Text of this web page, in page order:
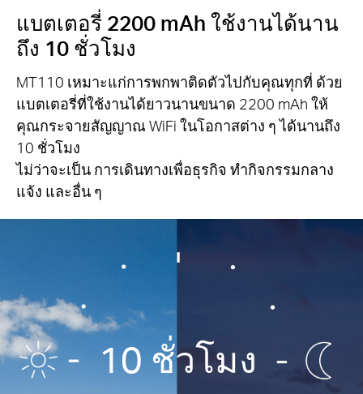
แบตเตอรี่ 2200 mAh ใช้งานได้นาน
ถึง 10 ชั่วโมง
MT110 เหมาะแก่การพกพาติดตัวไปกับคุณทุกที่ ด้วย
แบตเตอรี่ที่ใช้งานได้ยาวนานขนาด 2200 mAh ให้
คุณกระจายสัญญาณ WiFi ในโอกาสต่าง ๆ ได้นานถึง
10 ชั่วโมง
ไม่ว่าจะเป็น การเดินทางเพื่อธุรกิจ ทำกิจกรรมกลาง
แจ้ง และอื่น ๆ
10 ชั่วโมง